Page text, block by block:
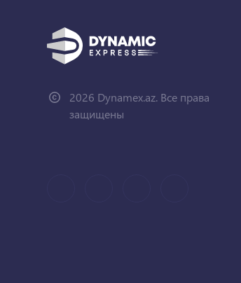
2026 Dynamex.az. Все права
защищены